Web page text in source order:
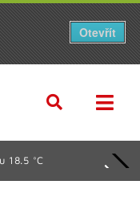
18.5 °C
Otevřít